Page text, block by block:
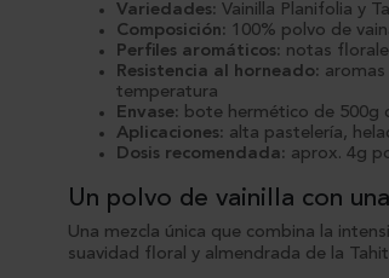
Variedades: Vainilla Planifolia y
Composición: 100% polvo de
Perfiles aromáticos: notas
Resistencia al horneado:
temperatura
Envase: bote hermético de 500g
Aplicaciones: alta pastelería,
Dosis recomendada: aprox. 4g
Un polvo de vainilla con
Una mezcla única que combina la
suavidad floral y almendrada de la